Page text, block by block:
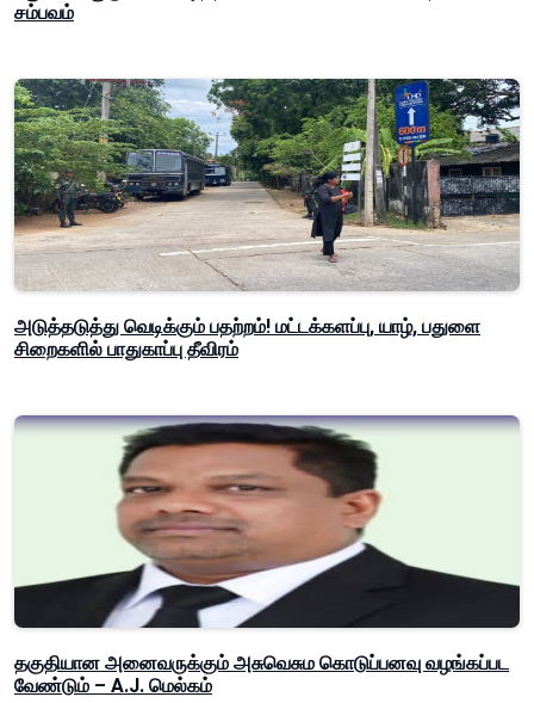
சம்பவம்
அடுத்தடுத்து வெடிக்கும் பதற்றம்! மட்டக்களப்பு, யாழ், பதுளை
சிறைகளில் பாதுகாப்பு தீவிரம்
தகுதியான அனைவருக்கும் அசுவெசும கொடுப்பனவு வழங்கப்பட
வேண்டும் – A.J. மெல்கம்